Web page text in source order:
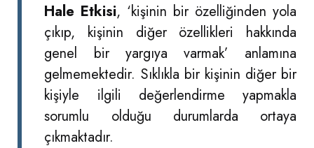
Hale Etkisi, ‘kişinin bir özelliğinden yola
çıkıp, kişinin diğer özellikleri hakkında
genel bir yargıya varmak’ anlamına
gelmemektedir. Sıklıkla bir kişinin diğer bir
kişiyle ilgili değerlendirme yapmakla
sorumlu olduğu durumlarda ortaya
çıkmaktadır.